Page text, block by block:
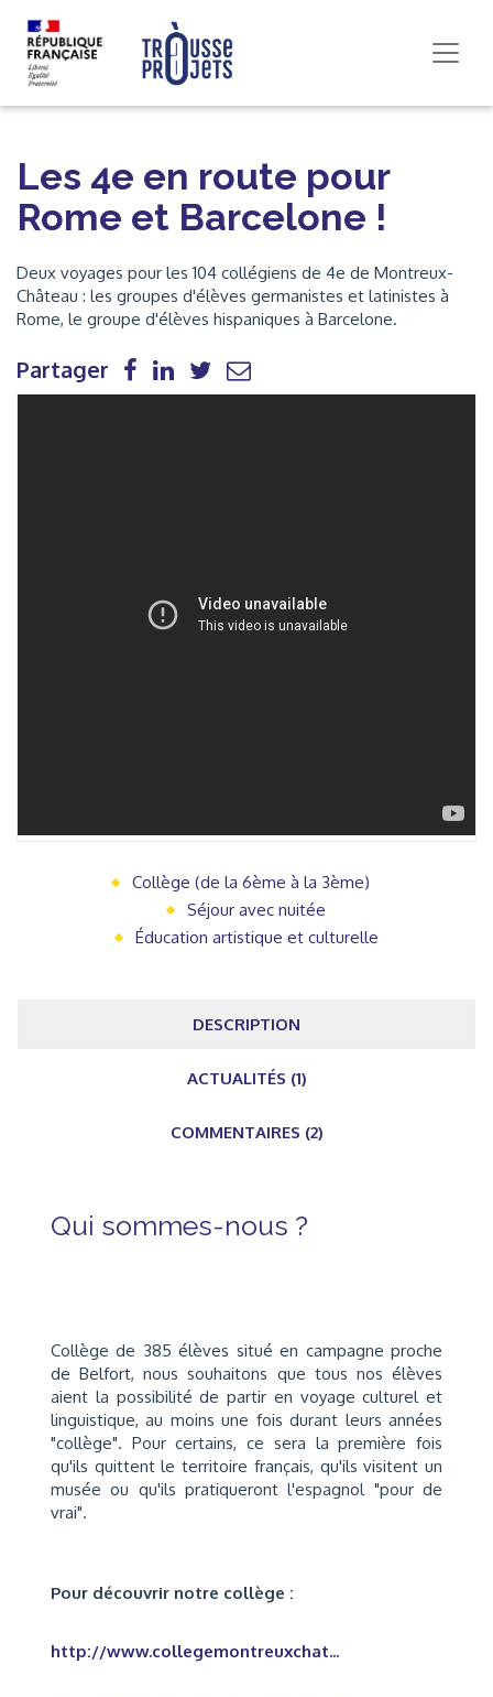
Les 4e en route pour
Rome et Barcelone !
Deux voyages pour les 104 collégiens de 4e de Montreux-
Château : les groupes d'élèves germanistes et latinistes à
Rome, le groupe d'élèves hispaniques à Barcelone.
Partager
Collège (de la 6ème à la 3ème)
Séjour avec nuitée
Éducation artistique et culturelle
DESCRIPTION
ACTUALITÉS (1)
COMMENTAIRES (2)
Qui sommes-nous ?
Collège de 385 élèves situé en campagne proche
de Belfort, nous souhaitons que tous nos élèves
aient la possibilité de partir en voyage culturel et
linguistique, au moins une fois durant leurs années
"collège". Pour certains, ce sera la première fois
qu'ils quittent le territoire français, qu'ils visitent un
musée ou qu'ils pratiqueront l'espagnol "pour de
vrai".
Pour découvrir notre collège :
http://www.collegemontreuxchat...